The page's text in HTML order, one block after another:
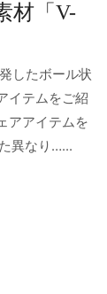
材「V-
したボール状
イテムをご紹
アアイテムを
異なり…...